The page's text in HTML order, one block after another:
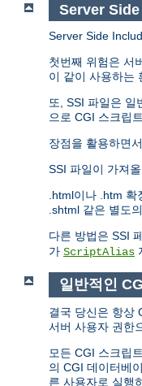
Server
Server Side
첫번째 위험은 서
이 같이 사용하는
또, SSI 파일은 일
으로 CGI 스크립
장점을 활용하면
SSI 파일이 가져
.html이나 .htm 확
.shtml 같은 별도
다른 방법은 SSI
가 ScriptAlias
일반적인
결국 당신은 항상
서버 사용자 권한
모든 CGI 스크립
의 CGI 데이터베
른 사용자로 실행